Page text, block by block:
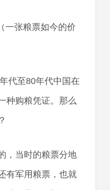
代至80年代中国在
种购粮凭证。那么
，当时的粮票分地
有军用粮票，也就